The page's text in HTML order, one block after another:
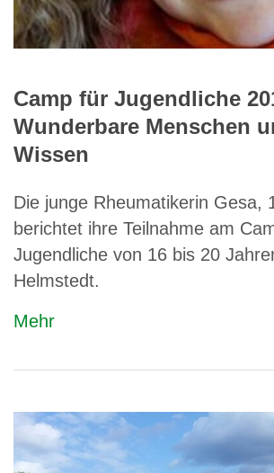
Camp für Jugendliche
Wunderbare Menschen
Wissen
Die junge Rheumatikerin Gesa,
berichtet ihre Teilnahme am
Jugendliche von 16 bis 20
Helmstedt.
Mehr